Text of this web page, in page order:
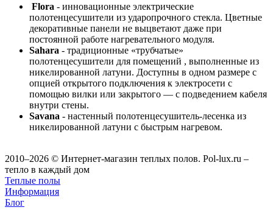
Flora - инновационные электрические
полотенцесушители из ударопрочного стекла. Цветные
декоративные панели не выцветают даже при
постоянной работе нагревательного модуля.
Sahara - традиционные «трубчатые»
полотенцесушители для помещений , выполненные из
никелированной латуни. Доступны в одном размере с
опцией открытого подключения к электросети с
помощью вилки или закрытого — с подведением кабеля
внутри стены.
Savana - настенный полотенцесушитель-лесенка из
никелированной латуни с быстрым нагревом.
2010–2026 © Интернет-магазин теплых полов. Pol-lux.ru –
тепло в каждый дом
Теплые полы
Информация
Блог